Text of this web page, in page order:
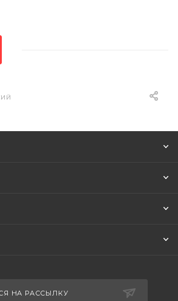
НА РАССЫЛКУ